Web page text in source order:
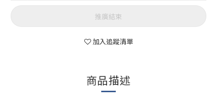
推廣結束
加入追蹤清單
商品描述